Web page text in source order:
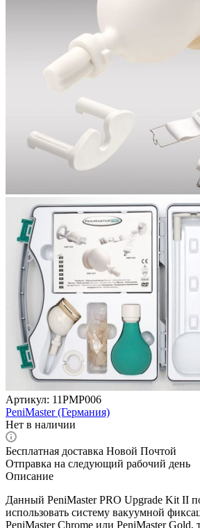
Артикул: 11PMP006
PeniMaster (Германия)
Нет в наличии
Бесплатная доставка Новой Почтой
Отправка на следующий рабочий день
Описание
Данный PeniMaster PRO Upgrade Kit II
использовать систему вакуумной
PeniMaster Chrome или PeniMaster Gold,